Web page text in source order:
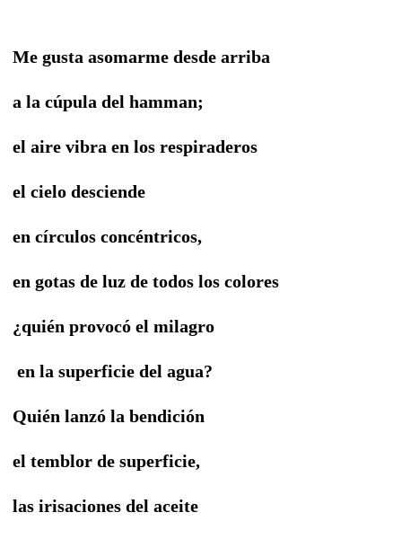
Me gusta asomarme desde arriba
a la cúpula del hamman;
el aire vibra en los respiraderos
el cielo desciende
en círculos concéntricos,
en gotas de luz de todos los colores
¿quién provocó el milagro
en la superficie del agua?
Quién lanzó la bendición
el temblor de superficie,
las irisaciones del aceite